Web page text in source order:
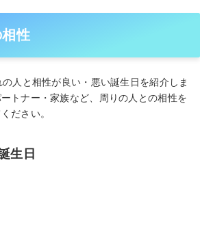
性
人と相性が良い・悪い誕生日を紹介しま
トナー・家族など、周りの人との相性を
ださい。
生日